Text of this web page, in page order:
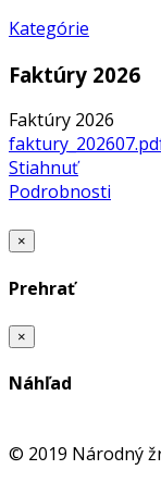
Kategórie
Faktúry 2026
Faktúry 2026
Stiahnuť
Podrobnosti
×
Prehrať
×
Náhľad
© 2019 Národný